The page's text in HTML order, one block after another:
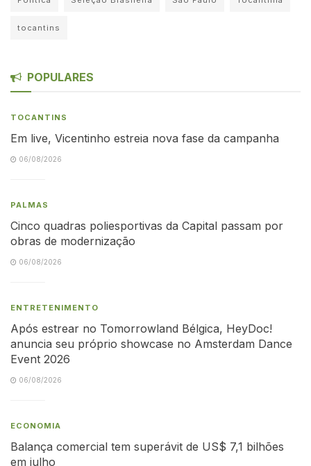
tocantins
POPULARES
TOCANTINS
Em live, Vicentinho estreia nova fase da campanha
06/08/2026
PALMAS
Cinco quadras poliesportivas da Capital passam por
obras de modernização
06/08/2026
ENTRETENIMENTO
Após estrear no Tomorrowland Bélgica, HeyDoc!
anuncia seu próprio showcase no Amsterdam Dance
Event 2026
06/08/2026
ECONOMIA
Balança comercial tem superávit de US$ 7,1 bilhões
em julho